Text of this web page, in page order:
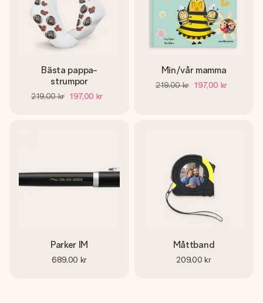
Bästa pappa-
strumpor
219,00 kr 197,00 kr
Min/vår mamma
219,00 kr 197,00 kr
Parker IM
689,00 kr
Måttband
209,00 kr